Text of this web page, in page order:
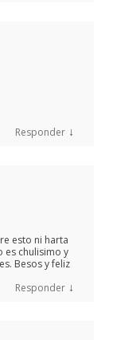
Responder ↓
esto ni harta
es chulisimo y
Besos y feliz
Responder ↓